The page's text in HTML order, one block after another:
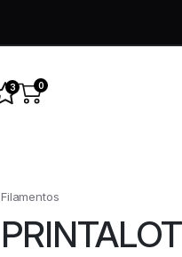
3 0
Filamentos